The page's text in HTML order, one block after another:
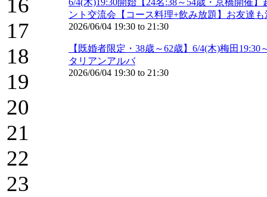
16
17
18
19
20
21
22
23
6/4(木)19:30開始【24名:38～54歳・京橋開催
ント交流会【コース料理+飲み放題】お友達
2026/06/04 19:30 to 21:30
【既婚者限定・38歳～62歳】6/4(木)梅田
タリアンアルバ
2026/06/04 19:30 to 21:30